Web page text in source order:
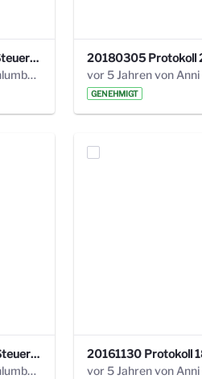
20180611 Protokoll 23. Steuerungskreis.pdf
vor 5 Jahren von Anni Schlumberger
GENEHMIGT
20170222 Protokoll 19. Steuerungskreis.pdf
vor 5 Jahren von Anni Schlumberger